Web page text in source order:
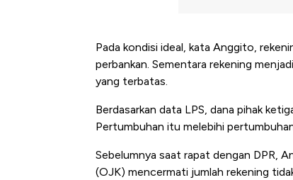
Pada kondisi ideal, kata Anggito,
perbankan. Sementara rekening
yang terbatas.
Berdasarkan data LPS, dana pihak
Pertumbuhan itu melebihi
Sebelumnya saat rapat dengan DPR,
(OJK) mencermati jumlah rekening